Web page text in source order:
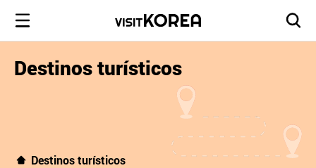
Destinos turísticos
Destinos turísticos